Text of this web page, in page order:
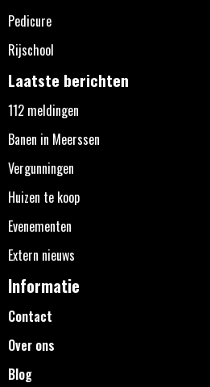
Pedicure
Rijschool
Laatste berichten
112 meldingen
Banen in Meerssen
Vergunningen
Huizen te koop
Evenementen
Extern nieuws
Informatie
Contact
Over ons
Blog